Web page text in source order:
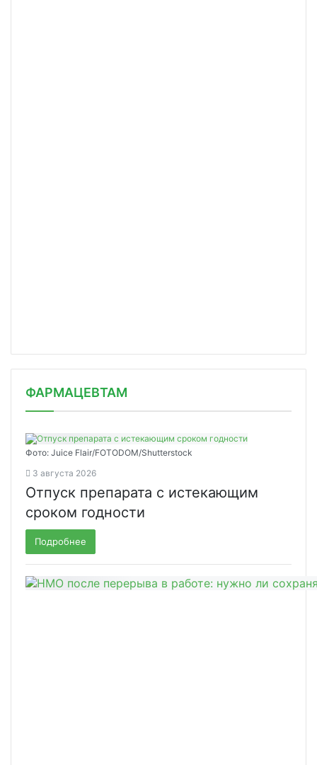
ФАРМАЦЕВТАМ
Фото: Juice Flair/FOTODOM/Shutterstoсk
3 августа 2026
Отпуск препарата с истекающим
сроком годности
Подробнее